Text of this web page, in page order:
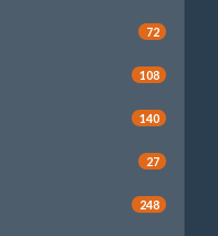
72
108
140
27
248